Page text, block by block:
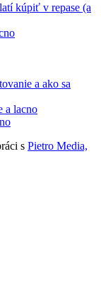
kúpiť v repase (a
a ako sa
a lacno
s Pietro Media,